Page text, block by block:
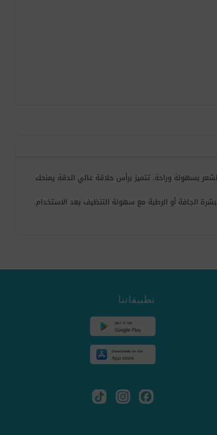
نظام 3 في 1 الذي يتيح لك إزالة الشعر بسهولة وراحة. تتميز برأس حلاقة عالي الدقة يمنحك
الجافة أو الرطبة مع سهولة التنظيف بعد الاستخدام.
تطبيقاتنا